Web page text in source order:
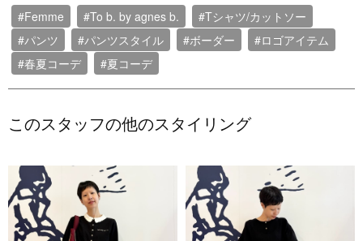
#Femme #To b. by agnes b.
#Tシャツ/カットソー
#パンツ
#パンツスタイル #ボーダー
#ロゴアイテム
#春夏コーデ
#夏コーデ
このスタッフの他のスタイリング